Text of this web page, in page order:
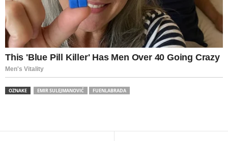
OZNAKE EMIR SULEJMANOVIĆ FUENLABRADA